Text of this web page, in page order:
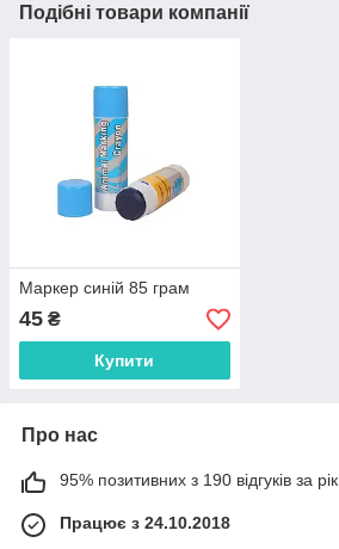
Подібні товари компанії
Маркер синій 85 грам
45 ₴
Купити
Про нас
95% позитивних з 190 відгуків за рік
Працює з 24.10.2018